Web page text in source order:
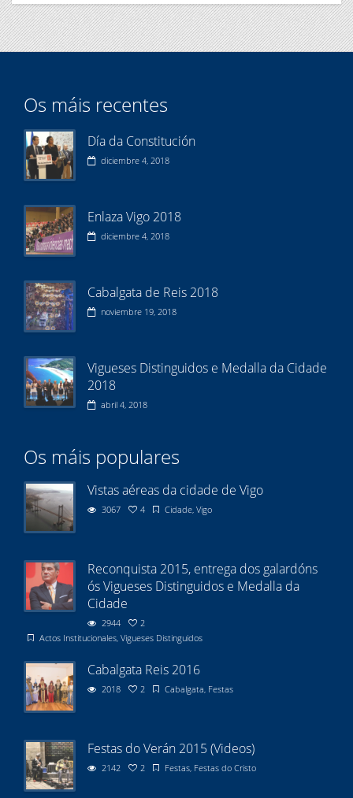
Os máis recentes
Día da Constitución
diciembre 4, 2018
Enlaza Vigo 2018
diciembre 4, 2018
Cabalgata de Reis 2018
noviembre 19, 2018
Vigueses Distinguidos e Medalla da Cidade
2018
abril 4, 2018
Os máis populares
Vistas aéreas da cidade de Vigo
3067 4 Cidade Vigo
Reconquista 2015, entrega dos galardóns
ós Vigueses Distinguidos e Medalla da
Cidade
2944
2
Actos Institucionales Vigueses Distinguidos
Cabalgata Reis 2016
2018 2 Cabalgata Festas
Festas do Verán 2015 (Videos)
2142 2 Festas Festas do Cristo